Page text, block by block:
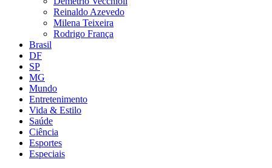
Reinaldo Azevedo
Milena Teixeira
Rodrigo França
Brasil
DF
SP
MG
Mundo
Entretenimento
Vida & Estilo
Saúde
Ciência
Esportes
Especiais